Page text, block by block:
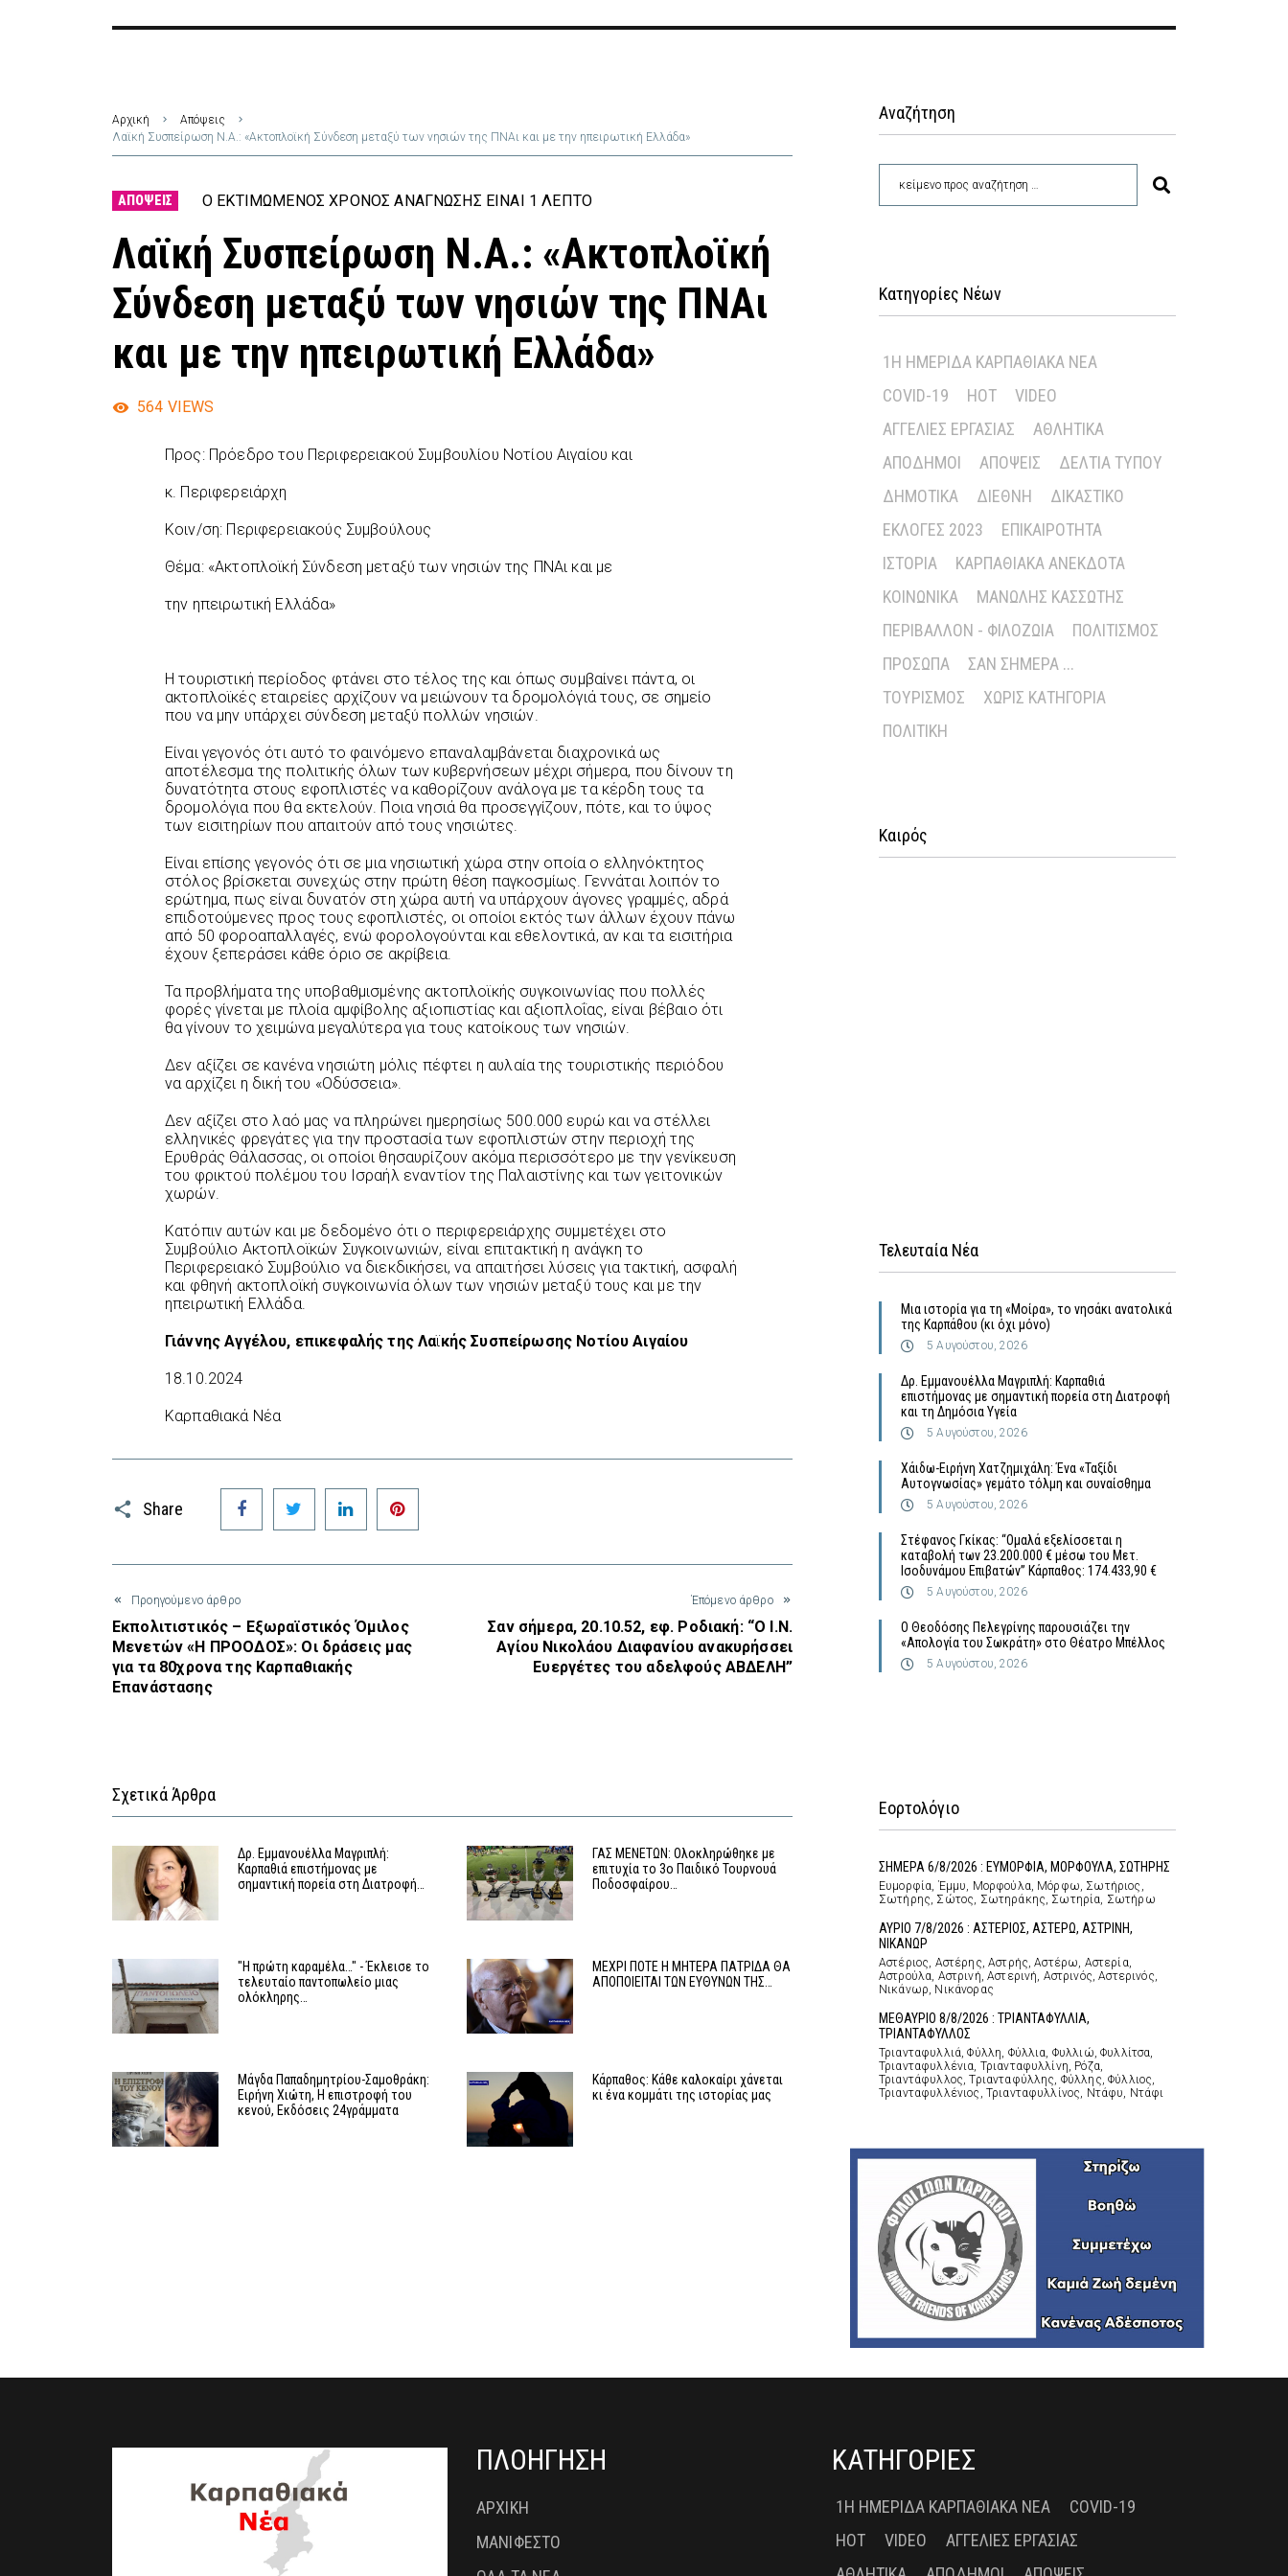
Αρχική
Απόψεις
Λαϊκή Συσπείρωση Ν.Α.: «Ακτοπλοϊκή Σύνδεση μεταξύ των νησιών της ΠΝΑι και με την ηπειρωτική Ελλάδα»
ΑΠΌΨΕΙΣ Ο ΕΚΤΙΜΏΜΕΝΟΣ ΧΡΌΝΟΣ ΑΝΆΓΝΩΣΗΣ ΕΊΝΑΙ 1 ΛΕΠΤΌ
Λαϊκή Συσπείρωση Ν.Α.: «Ακτοπλοϊκή
Σύνδεση μεταξύ των νησιών της ΠΝΑι
και με την ηπειρωτική Ελλάδα»
564 VIEWS
Προς: Πρόεδρο του Περιφερειακού Συμβουλίου Νοτίου Αιγαίου και
κ. Περιφερειάρχη
Κοιν/ση: Περιφερειακούς Συμβούλους
Θέμα: «Ακτοπλοϊκή Σύνδεση μεταξύ των νησιών της ΠΝΑι και με
την ηπειρωτική Ελλάδα»
Η τουριστική περίοδος φτάνει στο τέλος της και όπως συμβαίνει πάντα, οι
ακτοπλοϊκές εταιρείες αρχίζουν να μειώνουν τα δρομολόγιά τους, σε σημείο
που να μην υπάρχει σύνδεση μεταξύ πολλών νησιών.
Είναι γεγονός ότι αυτό το φαινόμενο επαναλαμβάνεται διαχρονικά ως
αποτέλεσμα της πολιτικής όλων των κυβερνήσεων μέχρι σήμερα, που δίνουν τη
δυνατότητα στους εφοπλιστές να καθορίζουν ανάλογα με τα κέρδη τους τα
δρομολόγια που θα εκτελούν. Ποια νησιά θα προσεγγίζουν, πότε, και το ύψος
των εισιτηρίων που απαιτούν από τους νησιώτες.
Είναι επίσης γεγονός ότι σε μια νησιωτική χώρα στην οποία ο ελληνόκτητος
στόλος βρίσκεται συνεχώς στην πρώτη θέση παγκοσμίως. Γεννάται λοιπόν το
ερώτημα, πως είναι δυνατόν στη χώρα αυτή να υπάρχουν άγονες γραμμές, αδρά
επιδοτούμενες προς τους εφοπλιστές, οι οποίοι εκτός των άλλων έχουν πάνω
από 50 φοροαπαλλαγές, ενώ φορολογούνται και εθελοντικά, αν και τα εισιτήρια
έχουν ξεπεράσει κάθε όριο σε ακρίβεια.
Τα προβλήματα της υποβαθμισμένης ακτοπλοϊκής συγκοινωνίας που πολλές
φορές γίνεται με πλοία αμφίβολης αξιοπιστίας και αξιοπλοΐας, είναι βέβαιο ότι
θα γίνουν το χειμώνα μεγαλύτερα για τους κατοίκους των νησιών.
Δεν αξίζει σε κανένα νησιώτη μόλις πέφτει η αυλαία της τουριστικής περιόδου
να αρχίζει η δική του «Οδύσσεια».
Δεν αξίζει στο λαό μας να πληρώνει ημερησίως 500.000 ευρώ και να στέλλει
ελληνικές φρεγάτες για την προστασία των εφοπλιστών στην περιοχή της
Ερυθράς Θάλασσας, οι οποίοι θησαυρίζουν ακόμα περισσότερο με την γενίκευση
του φρικτού πολέμου του Ισραήλ εναντίον της Παλαιστίνης και των γειτονικών
χωρών.
Κατόπιν αυτών και με δεδομένο ότι ο περιφερειάρχης συμμετέχει στο
Συμβούλιο Ακτοπλοϊκών Συγκοινωνιών, είναι επιτακτική η ανάγκη το
Περιφερειακό Συμβούλιο να διεκδικήσει, να απαιτήσει λύσεις για τακτική, ασφαλή
και φθηνή ακτοπλοϊκή συγκοινωνία όλων των νησιών μεταξύ τους και με την
ηπειρωτική Ελλάδα.
Γιάννης Αγγέλου, επικεφαλής της Λαϊκής Συσπείρωσης Νοτίου Αιγαίου
18.10.2024
Καρπαθιακά Νέα
Share
Facebook Twitter LinkedIn
Προηγούμενο άρθρο
Εκπολιτιστικός – Εξωραϊστικός Όμιλος
Μενετών «Η ΠΡΟΟΔΟΣ»: Οι δράσεις μας
για τα 80χρονα της Καρπαθιακής
Επανάστασης
Έπόμενο άρθρο
Σαν σήμερα, 20.10.52, εφ. Ροδιακή: “Ο Ι.Ν.
Αγίου Νικολάου Διαφανίου ανακυρήσσει
Ευεργέτες του αδελφούς ΑΒΔΕΛΗ”
Σχετικά Άρθρα
Δρ. Εμμανουέλλα Μαγριπλή:
Καρπαθιά επιστήμονας με
σημαντική πορεία στη Διατροφή…
ΓΑΣ ΜΕΝΕΤΩΝ: Ολοκληρώθηκε με
επιτυχία το 3ο Παιδικό Τουρνουά
Ποδοσφαίρου…
"Η πρώτη καραμέλα…" - Έκλεισε το
τελευταίο παντοπωλείο μιας
ολόκληρης…
ΜΕΧΡΙ ΠΟΤΕ Η ΜΗΤΕΡΑ ΠΑΤΡΙΔΑ ΘΑ
ΑΠΟΠΟΙΕΙΤΑΙ ΤΩΝ ΕΥΘΥΝΩΝ ΤΗΣ…
Μάγδα Παπαδημητρίου-Σαμοθράκη:
Ειρήνη Χιώτη, Η επιστροφή του
κενού, Εκδόσεις 24γράμματα
Κάρπαθος: Κάθε καλοκαίρι χάνεται
κι ένα κομμάτι της ιστορίας μας
Αναζήτηση
Κατηγορίες Νέων
1Η ΗΜΕΡΊΔΑ ΚΑΡΠΑΘΙΑΚΆ ΝΈΑ
COVID-19
HOT
VIDEO
ΑΓΓΕΛΊΕΣ ΕΡΓΑΣΊΑΣ
ΑΘΛΗΤΙΚΆ
ΑΠΌΔΗΜΟΙ
ΑΠΌΨΕΙΣ
ΔΕΛΤΊΑ ΤΎΠΟΥ
ΔΗΜΟΤΙΚΆ
ΔΙΕΘΝΉ
ΔΙΚΑΣΤΙΚΌ
ΕΚΛΟΓΈΣ 2023
ΕΠΙΚΑΙΡΌΤΗΤΑ
ΙΣΤΟΡΊΑ
ΚΑΡΠΑΘΙΑΚΆ ΑΝΈΚΔΟΤΑ
ΚΟΙΝΩΝΙΚΆ
ΜΑΝΏΛΗΣ ΚΑΣΣΏΤΗΣ
ΠΕΡΙΒΆΛΛΟΝ - ΦΙΛΟΖΩΊΑ
ΠΟΛΙΤΙΣΜΌΣ
ΠΡΌΣΩΠΑ
ΣΑΝ ΣΉΜΕΡΑ ...
ΤΟΥΡΙΣΜΌΣ
ΧΩΡΊΣ ΚΑΤΗΓΟΡΊΑ
ΠΟΛΙΤΙΚΉ
Καιρός
Τελευταία Νέα
Μια ιστορία για τη «Μοίρα», το νησάκι ανατολικά
της Καρπάθου (κι όχι μόνο)
5 Αυγούστου, 2026
Δρ. Εμμανουέλλα Μαγριπλή: Καρπαθιά
επιστήμονας με σημαντική πορεία στη Διατροφή
και τη Δημόσια Υγεία
5 Αυγούστου, 2026
Χάιδω-Ειρήνη Χατζημιχάλη: Ένα «Ταξίδι
Αυτογνωσίας» γεμάτο τόλμη και συναίσθημα
5 Αυγούστου, 2026
Στέφανος Γκίκας: “Ομαλά εξελίσσεται η
καταβολή των 23.200.000 € μέσω του Μετ.
Ισοδυνάμου Επιβατών” Κάρπαθος: 174.433,90 €
5 Αυγούστου, 2026
Ο Θεοδόσης Πελεγρίνης παρουσιάζει την
«Απολογία του Σωκράτη» στο Θέατρο Μπέλλος
5 Αυγούστου, 2026
Εορτολόγιο
ΣΗΜΕΡΑ 6/8/2026 : ΕΥΜΟΡΦΙΑ, ΜΟΡΦΟΥΛΑ, ΣΩΤΗΡΗΣ
Ευμορφία, Έμμυ, Μορφούλα, Μόρφω, Σωτήριος,
Σωτήρης, Σώτος, Σωτηράκης, Σωτηρία, Σωτήρω
ΑΥΡΙΟ 7/8/2026 : ΑΣΤΕΡΙΟΣ, ΑΣΤΕΡΩ, ΑΣΤΡΙΝΗ,
ΝΙΚΑΝΩΡ
Αστέριος, Αστέρης, Αστρής, Αστέρω, Αστερία,
Αστρούλα, Αστρινή, Αστερινή, Αστρινός, Αστερινός,
Νικάνωρ, Νικάνορας
ΜΕΘΑΥΡΙΟ 8/8/2026 : ΤΡΙΑΝΤΑΦΥΛΛΙΑ,
ΤΡΙΑΝΤΑΦΥΛΛΟΣ
Τριανταφυλλιά, Φύλλη, Φύλλια, Φυλλιώ, Φυλλίτσα,
Τριανταφυλλένια, Τριανταφυλλίνη, Ρόζα,
Τριαντάφυλλος, Τριανταφύλλης, Φύλλης, Φύλλιος,
Τριανταφυλλένιος, Τριανταφυλλίνος, Ντάφυ, Ντάφι
ΠΛΟΗΓΗΣΗ
ΑΡΧΙΚΗ
ΜΑΝΙΦΕΣΤΟ
ΚΑΤΗΓΟΡΙΕΣ
1Η ΗΜΕΡΊΔΑ ΚΑΡΠΑΘΙΑΚΆ ΝΈΑ
COVID-19
HOT
VIDEO
ΑΓΓΕΛΊΕΣ ΕΡΓΑΣΊΑΣ